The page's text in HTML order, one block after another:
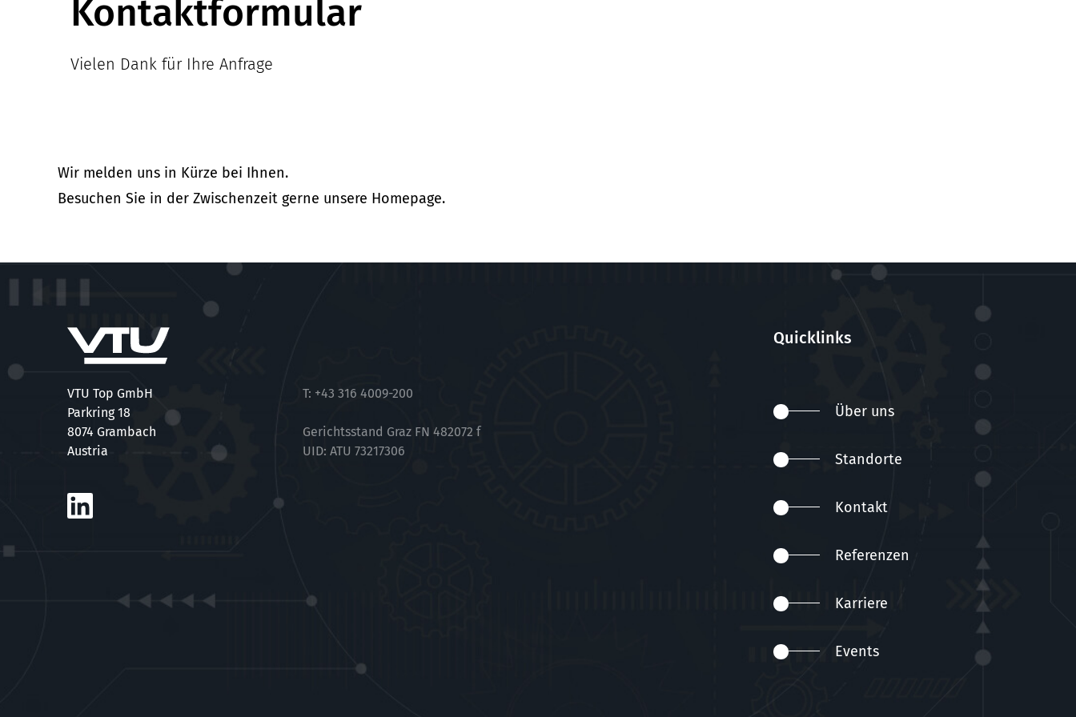
Kontaktformular
Vielen Dank für Ihre Anfrage
Wir melden uns in Kürze bei Ihnen.
Besuchen Sie in der Zwischenzeit gerne unsere Homepage.
VTU Top GmbH
Parkring 18
8074 Grambach
Austria
T: +43 316 4009-200
Gerichtsstand Graz FN 482072 f
UID: ATU 73217306
Quicklinks
Über uns
Standorte
Kontakt
Referenzen
Karriere
Events